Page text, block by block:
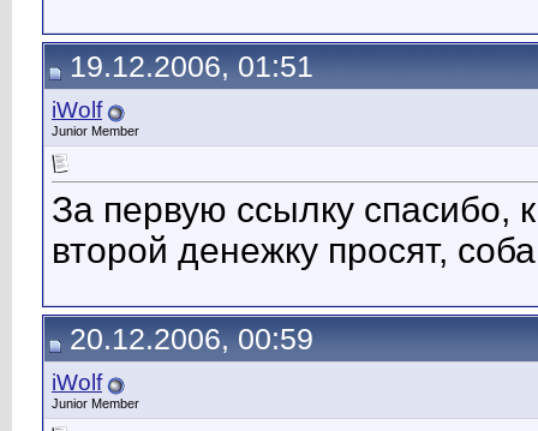
19.12.2006, 01:51
iWolf
Junior Member
За первую ссылку спасибо,
второй денежку просят,
20.12.2006, 00:59
iWolf
Junior Member